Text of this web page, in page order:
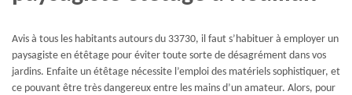
Avis à tous les habitants autours du 33730, il faut s’habituer à employer un
paysagiste en étêtage pour éviter toute sorte de désagrément dans vos
jardins. Enfaite un étêtage nécessite l’emploi des matériels sophistiquer, et
ce pouvant être très dangereux entre les mains d’un amateur. Alors, pour